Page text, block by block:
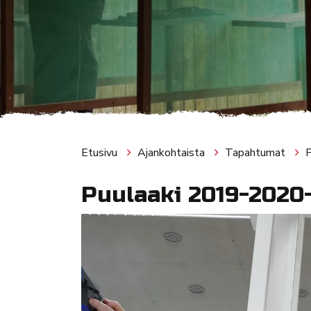
Etusivu Ajankohtaista Tapahtumat
Puulaaki 2019-